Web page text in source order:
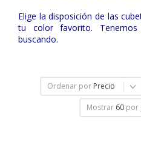
Elige la disposición de las
tu color favorito.
buscando.
Ordenar por Precio
Mostrar 60 por